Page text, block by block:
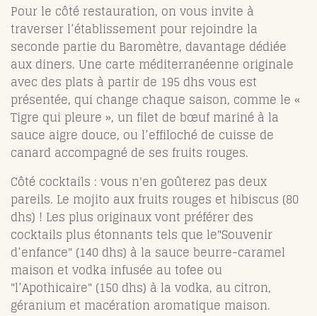
Pour le côté restauration, on vous invite à
traverser l’établissement pour rejoindre la
seconde partie du Baromètre, davantage dédiée
aux diners. Une carte méditerranéenne originale
avec des plats à partir de 195 dhs vous est
présentée, qui change chaque saison, comme le «
Tigre qui pleure », un filet de bœuf mariné à la
sauce aigre douce, ou l’effiloché de cuisse de
canard accompagné de ses fruits rouges.
Côté cocktails : vous n'en goûterez pas deux
pareils. Le mojito aux fruits rouges et hibiscus (80
dhs) ! Les plus originaux vont préférer des
cocktails plus étonnants tels que le"Souvenir
d’enfance" (140 dhs) à la sauce beurre-caramel
maison et vodka infusée au tofee ou
"l’Apothicaire" (150 dhs) à la vodka, au citron,
géranium et macération aromatique maison.